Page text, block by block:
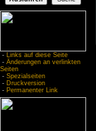
- Links auf diese Seite
- Änderungen an verlinkten
Seiten
- Spezialseiten
- Druckversion
- Permanenter Link